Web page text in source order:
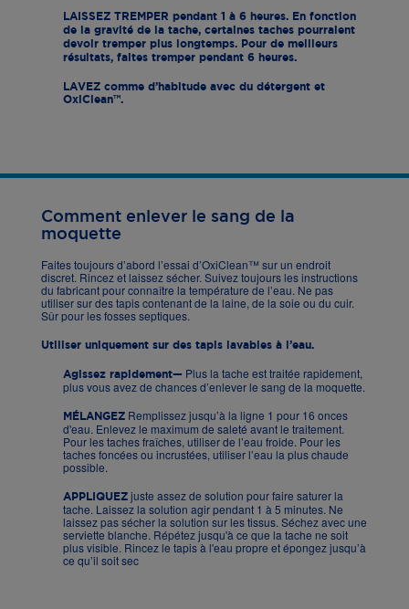
LAISSEZ TREMPER pendant 1 à 6 heures. En fonction
de la gravité de la tache, certaines taches pourraient
devoir tremper plus longtemps. Pour de meilleurs
résultats, faites tremper pendant 6 heures.
LAVEZ comme d’habitude avec du détergent et
OxiClean™.
Comment enlever le sang de la
moquette
Faites toujours d’abord l’essai d’OxiClean™ sur un endroit
discret. Rincez et laissez sécher. Suivez toujours les instructions
du fabricant pour connaître la température de l’eau. Ne pas
utiliser sur des tapis contenant de la laine, de la soie ou du cuir.
Sûr pour les fosses septiques.
Utiliser uniquement sur des tapis lavables à l’eau.
Agissez rapidement— Plus la tache est traitée rapidement,
plus vous avez de chances d’enlever le sang de la moquette.
MÉLANGEZ Remplissez jusqu’à la ligne 1 pour 16 onces
d'eau. Enlevez le maximum de saleté avant le traitement.
Pour les taches fraîches, utiliser de l’eau froide. Pour les
taches foncées ou incrustées, utiliser l’eau la plus chaude
possible.
APPLIQUEZ juste assez de solution pour faire saturer la
tache. Laissez la solution agir pendant 1 à 5 minutes. Ne
laissez pas sécher la solution sur les tissus. Séchez avec une
serviette blanche. Répétez jusqu'à ce que la tache ne soit
plus visible. Rincez le tapis à l'eau propre et épongez jusqu’à
ce qu’il soit sec